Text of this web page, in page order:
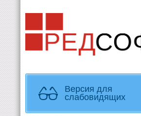
Версия для
слабовидящих